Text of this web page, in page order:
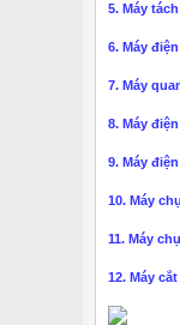
5. Máy
6. Máy
7. Máy
8. Máy
9. Máy
10. Máy
11. Máy
12. Máy